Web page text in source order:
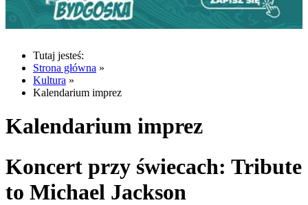
Tutaj jesteś:
Strona główna »
Kultura »
Kalendarium imprez
Kalendarium imprez
Koncert przy świecach: Tribute
to Michael Jackson